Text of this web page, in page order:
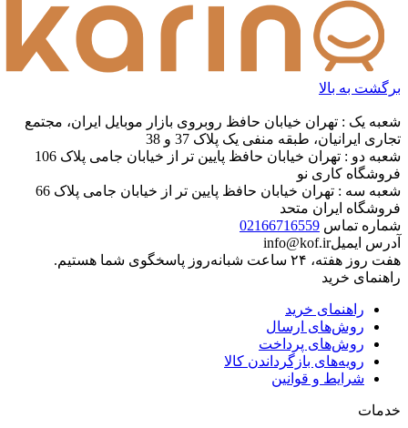
شناسه محصول:
live-125
جست و جو محصولات
محصول مورد نظر خود را جستجو کنید.
برگشت به بالا
تجاری ایرانیان، طبقه منفی یک پلاک 37 و 38